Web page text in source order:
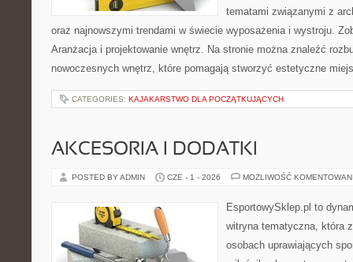
tematami związanymi z
oraz najnowszymi trendami w świecie wyposażenia i wystroju.
Aranżacja i projektowanie wnętrz. Na stronie można znaleźć
nowoczesnych wnętrz, które pomagają stworzyć estetyczne
CATEGORIES: KAJAKARSTWO DLA POCZĄTKUJĄCYCH
AKCESORIA I DODATKI
POSTED BY ADMIN CZE - 1 - 2026 MOŻLIWOŚĆ
EsportowySklep.pl to
witryna tematyczna, która
osobach uprawiających